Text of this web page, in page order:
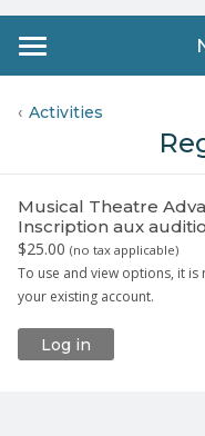
Activities
Musical Theatre
Inscription aux
$25.00 (no tax applicable)
To use and view options, it
your existing account.
Log in